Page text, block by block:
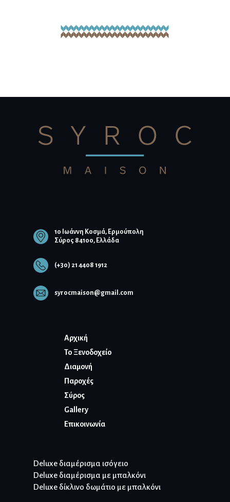
10 Ιωάννη Κοσμά, Ερμούπολη
Σύρος 84100, Ελλάδα
(+30) 21 4408 1912
syrocmaison@gmail.com
Αρχική
To Ξενοδοχείο
Διαμονή
Παροχές
Σύρος
Gallery
Επικοινωνία
Deluxe διαμέρισμα ισόγειο
Deluxe διαμέρισμα με μπαλκόνι
Deluxe δίκλινο δωμάτιο με μπαλκόνι